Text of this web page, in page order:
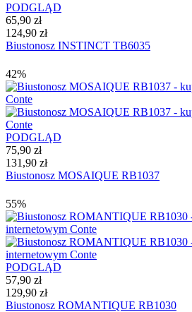
PODGLĄD
65,90 zł
124,90 zł
Biustonosz INSTINCT TB6035
42%
PODGLĄD
75,90 zł
131,90 zł
Biustonosz MOSAIQUE RB1037
55%
PODGLĄD
57,90 zł
129,90 zł
Biustonosz ROMANTIQUE RB1030